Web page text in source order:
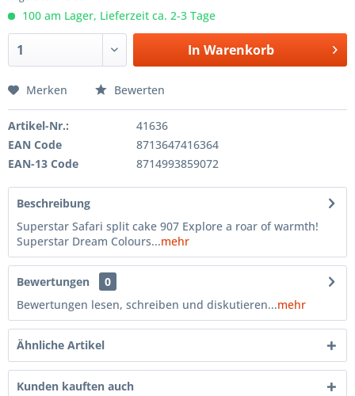
100 am Lager, Lieferzeit ca. 2-3 Tage
In Warenkorb
Merken Bewerten
Artikel-Nr.:
41636
EAN Code
8713647416364
EAN-13 Code
8714993859072
Beschreibung
Superstar Safari split cake 907 Explore a roar of warmth!
Superstar Dream Colours...mehr
Bewertungen
0
Bewertungen lesen, schreiben und diskutieren...mehr
Ähnliche Artikel
Kunden kauften auch